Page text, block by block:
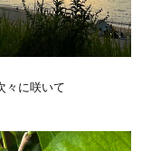
々に咲いて